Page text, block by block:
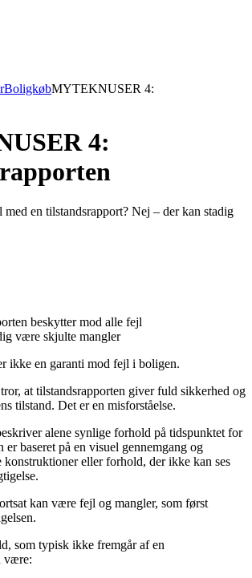
BoligkøbMYTEKNUSER 4:
4:
en tilstandsrapport? Nej – der kan stadig
beskytter mod alle fejl
være skjulte mangler
ikke en garanti mod fejl i boligen.
at tilstandsrapporten giver fuld sikkerhed og
tilstand. Det er en misforståelse.
alene synlige forhold på tidspunktet for
er baseret på en visuel gennemgang og
eller forhold, der ikke kan ses
kan være fejl og mangler, som først
som typisk ikke fremgår af en
være: